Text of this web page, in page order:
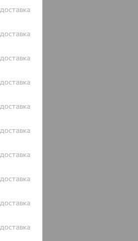
доставка
доставка
доставка
доставка
доставка
доставка
доставка
доставка
доставка
доставка